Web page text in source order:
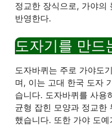
정교한 장식으로, 가야의
반영한다.
도자기를 만드
도자바퀴는 주로 가야도
며, 이는 고대 한국 도자
습니다. 도자바퀴를 사용
균형 잡힌 모양과 정교한
했습니다. 또한 가야 도